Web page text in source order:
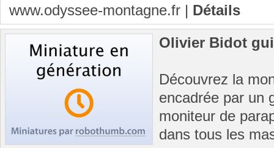
www.odyssee-montagne.fr | Détails
Olivier Bidot
Découvrez la
encadrée par un
moniteur de
dans tous les